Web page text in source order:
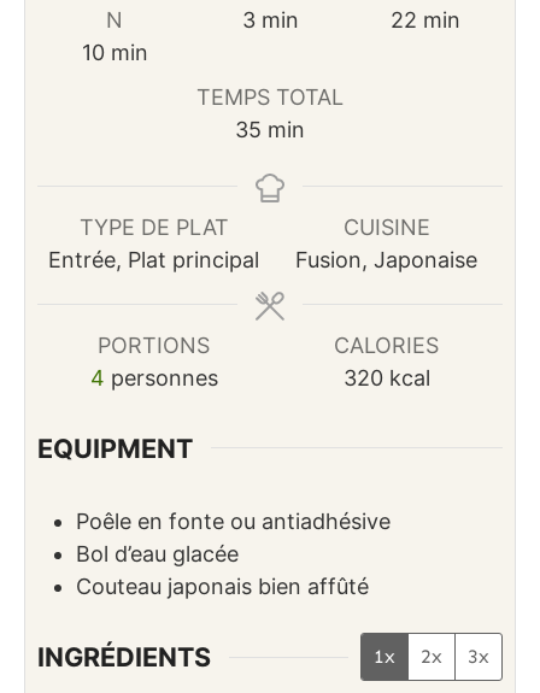
N
10minutes
min
3minutes
min
22minutes
min
TEMPS TOTAL
35 minutes
min
TYPE DE PLAT
Entrée, Plat principal
CUISINE
Fusion, Japonaise
PORTIONS
4 personnes
CALORIES
320 kcal
EQUIPMENT
Poêle en fonte ou antiadhésive
Bol d’eau glacée
Couteau japonais bien affûté
INGRÉDIENTS 1x 2x 3x